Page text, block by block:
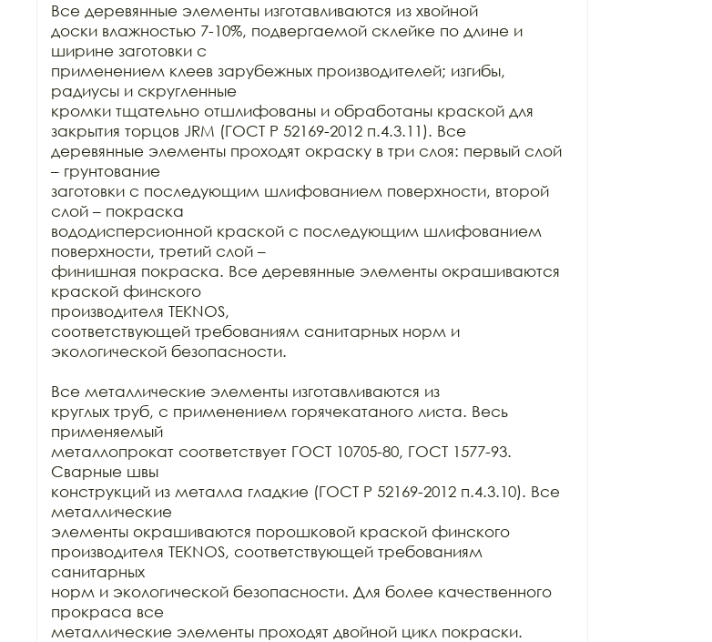
Все деревянные элементы изготавливаются из хвойной
доски влажностью 7-10%, подвергаемой склейке по длине и
ширине заготовки с
применением клеев зарубежных производителей; изгибы,
радиусы и скругленные
кромки тщательно отшлифованы и обработаны краской для
закрытия торцов JRM (ГОСТ Р 52169-2012 п.4.3.11). Все
деревянные элементы проходят окраску в три слоя: первый слой
– грунтование
заготовки с последующим шлифованием поверхности, второй
слой – покраска
вододисперсионной краской с последующим шлифованием
поверхности, третий слой –
финишная покраска. Все деревянные элементы окрашиваются
краской финского
производителя TEKNOS,
соответствующей требованиям санитарных норм и
экологической безопасности.
Все металлические элементы изготавливаются из
круглых труб, с применением горячекатаного листа. Весь
применяемый
металлопрокат соответствует ГОСТ 10705-80, ГОСТ 1577-93.
Сварные швы
конструкций из металла гладкие (ГОСТ Р 52169-2012 п.4.3.10). Все
металлические
элементы окрашиваются порошковой краской финского
производителя TEKNOS, соответствующей требованиям
санитарных
норм и экологической безопасности. Для более качественного
прокраса все
металлические элементы проходят двойной цикл покраски.